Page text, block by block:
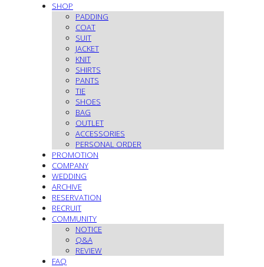
SHOP
PADDING
COAT
SUIT
JACKET
KNIT
SHIRTS
PANTS
TIE
SHOES
BAG
OUTLET
ACCESSORIES
PERSONAL ORDER
PROMOTION
COMPANY
WEDDING
ARCHIVE
RESERVATION
RECRUIT
COMMUNITY
NOTICE
Q&A
REVIEW
FAQ